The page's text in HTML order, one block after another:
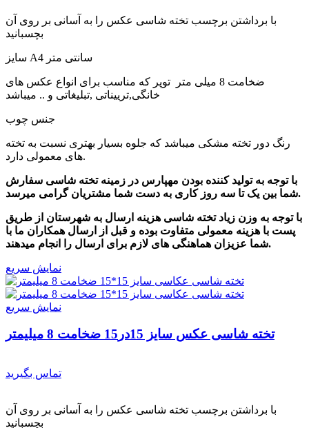
با برداشتن برچسب تخته شاسی عکس را به آسانی بر روی آن
بچسبانید
سایز A4 سانتی متر
ضخامت 8 میلی متر توپر که مناسب برای انواع عکس های
خانگی,ترییناتی ,تبلیغاتی و .. میباشد
جنس چوب
رنگ دور تخته مشکی میباشد که جلوه بسیار بهتری نسبت به تخته
های معمولی دارد.
با توجه به تولید کننده بودن مهپارس در زمینه تخته شاسی سفارش
شما بین یک تا سه روز کاری به دست شما مشتریان گرامی میرسد.
با توجه به وزن زیاد تخته شاسی هزینه ارسال به شهرستان از طریق
پست با هزینه معمولی متفاوت بوده و قبل از ارسال همکاران ما با
شما عزیزان هماهنگی های لازم برای ارسال را انجام میدهند.
نمایش سریع
نمایش سریع
تخته شاسی عکس سایز 15در15 ضخامت 8 میلیمتر
تماس بگیرید
با برداشتن برچسب تخته شاسی عکس را به آسانی بر روی آن
بچسبانید